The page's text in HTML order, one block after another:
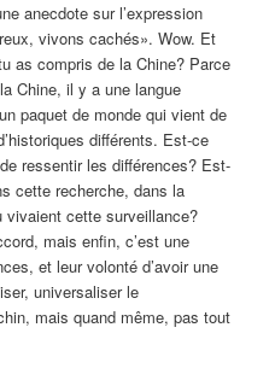
anecdote sur l’expression
vivons cachés». Wow. Et
as compris de la Chine? Parce
Chine, il y a une langue
paquet de monde qui vient de
différents. Est-ce
ressentir les différences? Est-
cette recherche, dans la
vivaient cette surveillance?
mais enfin, c’est une
et leur volonté d’avoir une
universaliser le
mais quand même, pas tout